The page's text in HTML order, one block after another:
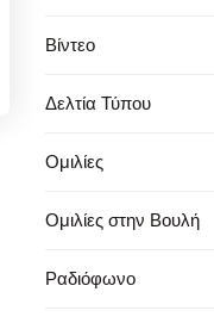
Βίντεο
Δελτία Τύπου
Ομιλίες
Ομιλίες στην Βουλή
Ραδιόφωνο